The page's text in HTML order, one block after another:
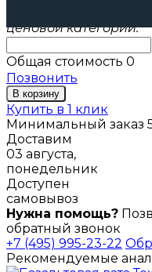
ценовой категории.
Общая стоимость 0
Позвонить
В корзину
Купить в 1 клик
Минимальный заказ
Доставим
03 августа,
понедельник
Доступен
самовывоз
Нужна помощь?
обратный звонок
+7 (495) 995-23-22
Рекомендуемые